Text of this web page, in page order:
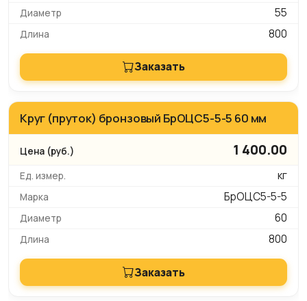
55
800
Заказать
Круг (пруток) бронзовый БрОЦС5-5-5 60 мм
1 400.00
кг
БрОЦС5-5-5
60
800
Заказать